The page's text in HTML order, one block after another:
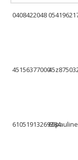
0408422048
45156377000
61051913269384